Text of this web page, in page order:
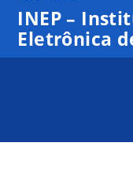
INEP –
Eletrônica